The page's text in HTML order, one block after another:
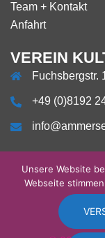
Team + Kontakt
Anfahrt
VEREIN
Fuchsbergstr.
+49 (0)8192
Über
Unsere Website
Webseite